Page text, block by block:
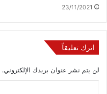
23/11/2021
اترك تعليقاً
لن يتم نشر عنوان بريدك الإلكتروني.